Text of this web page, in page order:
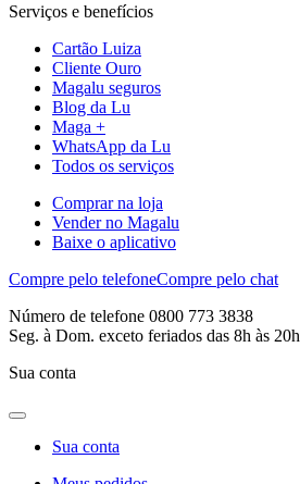
Serviços e benefícios
Cartão Luiza
Cliente Ouro
Magalu seguros
Blog da Lu
Maga +
WhatsApp da Lu
Todos os serviços
Comprar na loja
Vender no Magalu
Baixe o aplicativo
Compre pelo telefoneCompre pelo chat
Número de telefone 0800 773 3838
Seg. à Dom. exceto feriados das 8h às 20h
Sua conta
Sua conta